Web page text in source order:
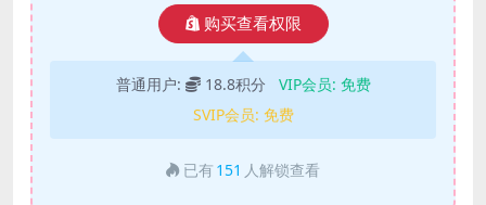
购买查看权限
普通用户: 18.8积分 VIP会员: 免费
SVIP会员: 免费
已有 151 人解锁查看